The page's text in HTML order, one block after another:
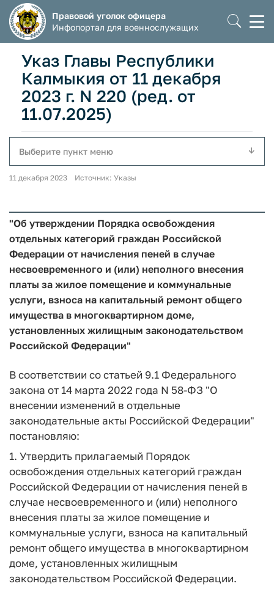
Правовой уголок офицера
Инфопортал для военнослужащих
Указ Главы Республики
Калмыкия от 11 декабря
2023 г. N 220 (ред. от
11.07.2025)
Выберите пункт меню
11 декабря 2023 Источник: Указы
"Об утверждении Порядка освобождения
отдельных категорий граждан Российской
Федерации от начисления пеней в случае
несвоевременного и (или) неполного внесения
платы за жилое помещение и коммунальные
услуги, взноса на капитальный ремонт общего
имущества в многоквартирном доме,
установленных жилищным законодательством
Российской Федерации"
В соответствии со статьей 9.1 Федерального
закона от 14 марта 2022 года N 58-ФЗ "О
внесении изменений в отдельные
законодательные акты Российской Федерации"
постановляю:
1. Утвердить прилагаемый Порядок
освобождения отдельных категорий граждан
Российской Федерации от начисления пеней в
случае несвоевременного и (или) неполного
внесения платы за жилое помещение и
коммунальные услуги, взноса на капитальный
ремонт общего имущества в многоквартирном
доме, установленных жилищным
законодательством Российской Федерации.